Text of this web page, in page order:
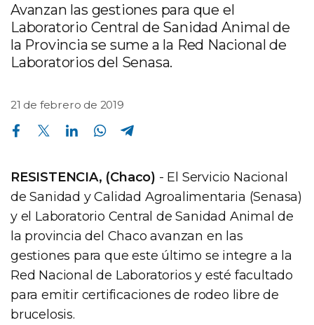
Avanzan las gestiones para que el
Laboratorio Central de Sanidad Animal de
la Provincia se sume a la Red Nacional de
Laboratorios del Senasa.
21 de febrero de 2019
Compartir en Facebook Compartir en Twitter Compartir en Linkedin Compartir en Whatsapp
RESISTENCIA, (Chaco) - El Servicio Nacional
de Sanidad y Calidad Agroalimentaria (Senasa)
y el Laboratorio Central de Sanidad Animal de
la provincia del Chaco avanzan en las
gestiones para que este último se integre a la
Red Nacional de Laboratorios y esté facultado
para emitir certificaciones de rodeo libre de
brucelosis.